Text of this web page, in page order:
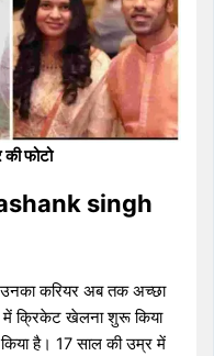
फोटो
singh
करियर अब तक अच्छा
में क्रिकेट खेलना शुरू किया
है। 17 साल की उम्र में